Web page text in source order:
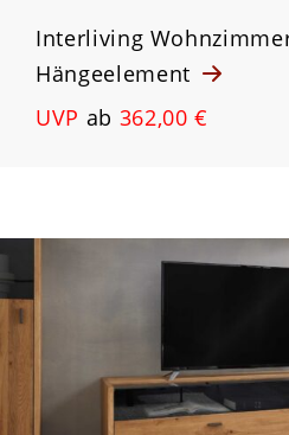
Interliving
Hängeelement
UVP ab 362,00 €